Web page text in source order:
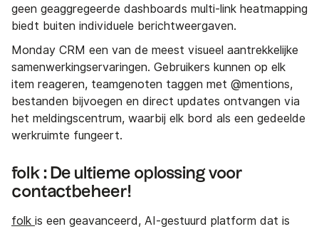
geen geaggregeerde dashboards multi-link heatmapping
biedt buiten individuele berichtweergaven.
Monday CRM een van de meest visueel aantrekkelijke
samenwerkingservaringen. Gebruikers kunnen op elk
item reageren, teamgenoten taggen met @mentions,
bestanden bijvoegen en direct updates ontvangen via
het meldingscentrum, waarbij elk bord als een gedeelde
werkruimte fungeert.
folk : De ultieme oplossing voor
contactbeheer!
folk is een geavanceerd, AI-gestuurd platform dat is